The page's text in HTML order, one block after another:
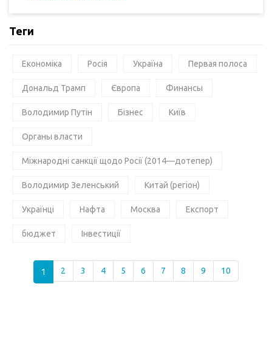
Теги
Економіка Росія Україна Первая полоса
Дональд Трамп Європа Финансы
Володимир Путін Бізнес Київ
Органы власти
Міжнародні санкції щодо Росії (2014—дотепер)
Володимир Зеленський Китай (регіон)
Українці Нафта Москва Експорт
бюджет Інвестиції
1 2 3 4 5 6 7 8 9 10